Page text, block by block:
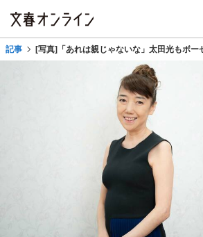
記事 [写真]「あれは親じゃないな」太田光もボ